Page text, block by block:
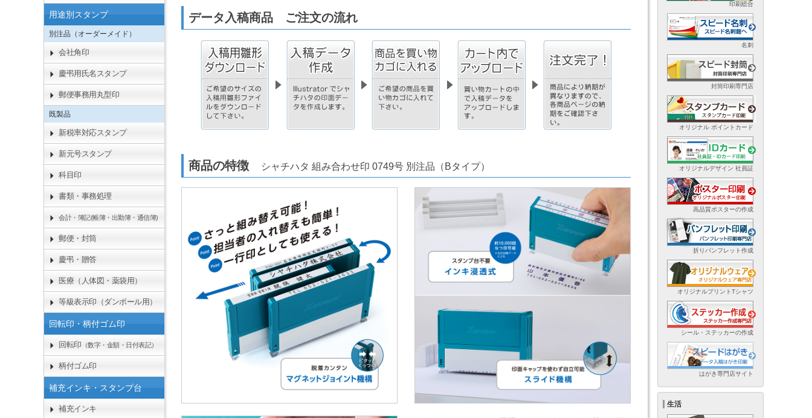
データ入稿商品 ご注文の流れ
商品の特徴 シャチハタ 組み合わせ印 0749号 別注品（Bタイプ）
用途別スタンプ
別注品（オーダーメイド）
会社角印
慶弔用氏名スタンプ
郵便事務用丸型印
既製品
新税率対応スタンプ
新元号スタンプ
科目印
書類・事務処理
会計・簿記(帳簿・出勤簿・通信簿)
郵便・封筒
慶弔・贈答
医療（人体図・薬袋用）
等級表示印（ダンボール用）
回転印・柄付ゴム印
回転印 （数字・金額・日付表記）
柄付ゴム印
補充インキ・スタンプ台
補充インキ
印刷総合
名刺
封筒印刷専門店
オリジナル ポイントカード
オリジナルデザイン 社員証
高品質ポスターの作成
折りパンフレット作成
オリジナルプリントTシャツ
シール・ステッカーの作成
はがき専門店サイト
生活